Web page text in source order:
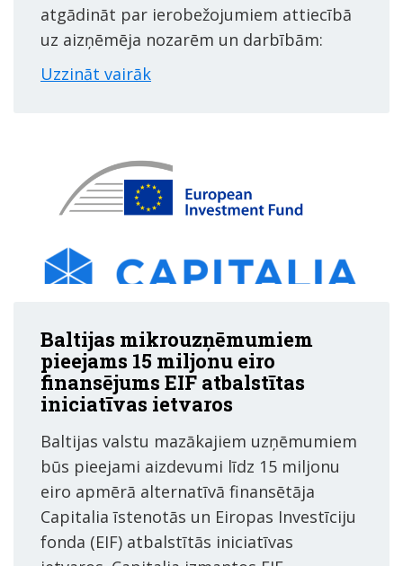
atgādināt par ierobežojumiem attiecībā
uz aizņēmēja nozarēm un darbībām:
Uzzināt vairāk
Baltijas mikrouzņēmumiem
pieejams 15 miljonu eiro
finansējums EIF atbalstītas
iniciatīvas ietvaros
Baltijas valstu mazākajiem uzņēmumiem
būs pieejami aizdevumi līdz 15 miljonu
eiro apmērā alternatīvā finansētāja
Capitalia īstenotās un Eiropas Investīciju
fonda (EIF) atbalstītās iniciatīvas